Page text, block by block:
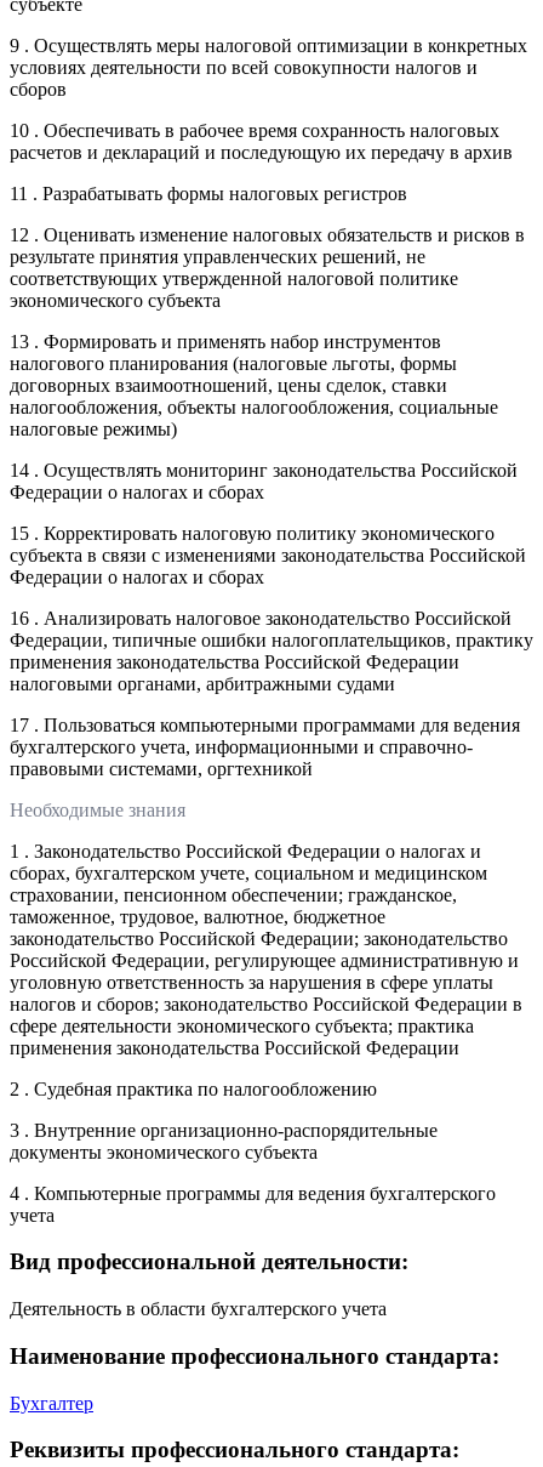
9 . Осуществлять меры налоговой оптимизации в конкретных
условиях деятельности по всей совокупности налогов и
сборов
10 . Обеспечивать в рабочее время сохранность налоговых
расчетов и деклараций и последующую их передачу в архив
11 . Разрабатывать формы налоговых регистров
12 . Оценивать изменение налоговых обязательств и рисков в
результате принятия управленческих решений, не
соответствующих утвержденной налоговой политике
экономического субъекта
13 . Формировать и применять набор инструментов
налогового планирования (налоговые льготы, формы
договорных взаимоотношений, цены сделок, ставки
налогообложения, объекты налогообложения, социальные
налоговые режимы)
14 . Осуществлять мониторинг законодательства Российской
Федерации о налогах и сборах
15 . Корректировать налоговую политику экономического
субъекта в связи с изменениями законодательства Российской
Федерации о налогах и сборах
16 . Анализировать налоговое законодательство Российской
Федерации, типичные ошибки налогоплательщиков, практику
применения законодательства Российской Федерации
налоговыми органами, арбитражными судами
17 . Пользоваться компьютерными программами для ведения
бухгалтерского учета, информационными и справочно-
правовыми системами, оргтехникой
Необходимые знания
1 . Законодательство Российской Федерации о налогах и
сборах, бухгалтерском учете, социальном и медицинском
страховании, пенсионном обеспечении; гражданское,
таможенное, трудовое, валютное, бюджетное
законодательство Российской Федерации; законодательство
Российской Федерации, регулирующее административную и
уголовную ответственность за нарушения в сфере уплаты
налогов и сборов; законодательство Российской Федерации в
сфере деятельности экономического субъекта; практика
применения законодательства Российской Федерации
2 . Судебная практика по налогообложению
3 . Внутренние организационно-распорядительные
документы экономического субъекта
4 . Компьютерные программы для ведения бухгалтерского
учета
Вид профессиональной деятельности:
Деятельность в области бухгалтерского учета
Наименование профессионального стандарта:
Бухгалтер
Реквизиты профессионального стандарта: